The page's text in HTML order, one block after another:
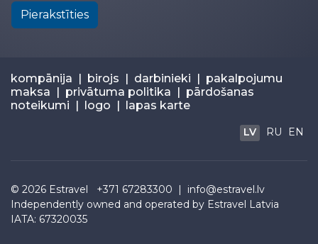
Pierakstīties
kompānija | birojs | darbinieki | pakalpojumu
maksa | privātuma politika | pārdošanas
noteikumi | logo | lapas karte
LV RU EN
© 2026 Estravel +371 67283300 | info@estravel.lv
Independently owned and operated by Estravel Latvia
IATA: 67320035